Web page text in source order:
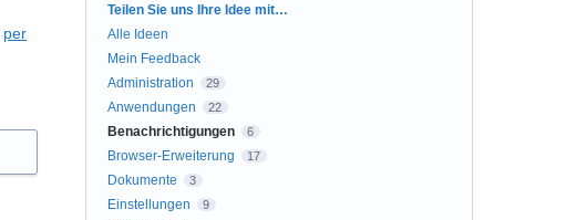
per
Kategorien
Teilen Sie uns Ihre Idee mit…
Alle Ideen
Mein Feedback
Administration
29
Anwendungen 22
Benachrichtigungen 6
Browser-Erweiterung 17
Dokumente 3
Einstellungen 9